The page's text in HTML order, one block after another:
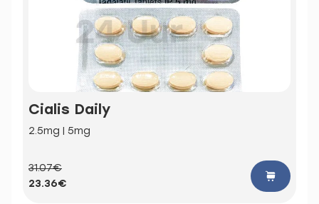
Cialis Daily
2.5mg | 5mg
31.07€
23.36€